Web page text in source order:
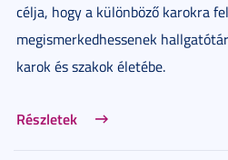
célja, hogy a különböző karokra
megismerkedhessenek
karok és szakok életébe.
Részletek